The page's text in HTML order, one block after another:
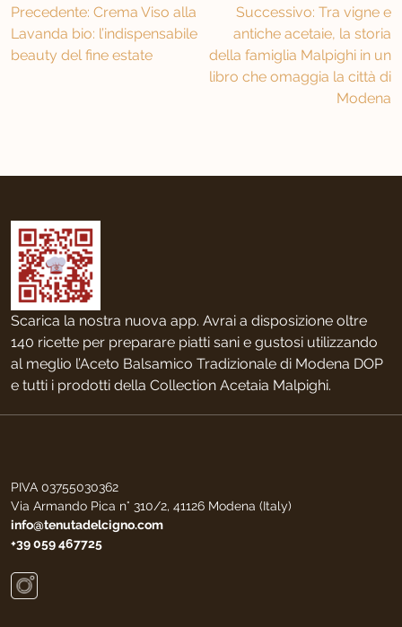
Navigazione
articoli
Precedente: Crema Viso alla
Lavanda bio: l’indispensabile
beauty del fine estate
Successivo: Tra vigne e
antiche acetaie, la storia
della famiglia Malpighi in un
libro che omaggia la città di
Modena
Scarica la nostra nuova app. Avrai a disposizione oltre
140 ricette per preparare piatti sani e gustosi utilizzando
al meglio l’Aceto Balsamico Tradizionale di Modena DOP
e tutti i prodotti della Collection Acetaia Malpighi.
PIVA 03755030362
Via Armando Pica n° 310/2, 41126 Modena (Italy)
info@tenutadelcigno.com
+39 059 467725